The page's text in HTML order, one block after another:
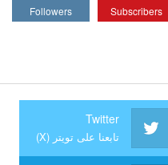
Subscribers
Followers
Twitter
تابعنا على تويتر (X)